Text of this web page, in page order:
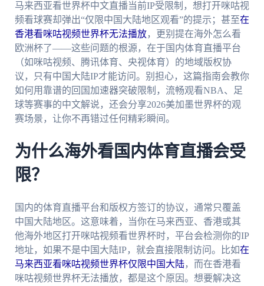
马来西亚看世界杯中文直播当前IP受限制，想打开咪咕视
频看球赛却弹出“仅限中国大陆地区观看”的提示；甚至在
香港看咪咕视频世界杯无法播放，更别提在海外怎么看
欧洲杯了——这些问题的根源，在于国内体育直播平台
（如咪咕视频、腾讯体育、央视体育）的地域版权协
议，只有中国大陆IP才能访问。别担心，这篇指南会教你
如何用靠谱的回国加速器突破限制，流畅观看NBA、足
球等赛事的中文解说，还会分享2026美加墨世界杯的观
赛场景，让你不再错过任何精彩瞬间。
为什么海外看国内体育直播会受
限？
国内的体育直播平台和版权方签订的协议，通常只覆盖
中国大陆地区。这意味着，当你在马来西亚、香港或其
他海外地区打开咪咕视频看世界杯时，平台会检测你的IP
地址，如果不是中国大陆IP，就会直接限制访问。比如在
马来西亚看咪咕视频世界杯仅限中国大陆，而在香港看
咪咕视频世界杯无法播放，都是这个原因。想要解决这